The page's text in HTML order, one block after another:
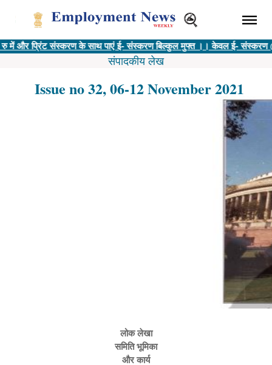
संस्करण के साथ पाएं ई- संस्करण बिल्कुल मुफ्त ।। केवल ई- संस्करण @ 400 रु
संपादकीय लेख
Issue no 32, 06-12 November 2021
लोक लेखा
समिति भूमिका
और कार्य